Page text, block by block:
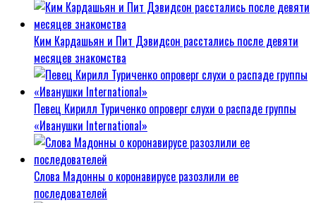
Ким Кардашьян и Пит Дэвидсон расстались после девяти
месяцев знакомства
Певец Кирилл Туриченко опроверг слухи о распаде группы
«Иванушки International»
Слова Мадонны о коронавирусе разозлили ее
последователей